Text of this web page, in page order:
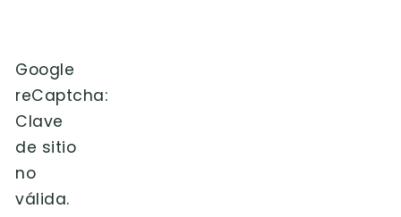
Google
reCaptcha:
Clave
de sitio
no
válida.